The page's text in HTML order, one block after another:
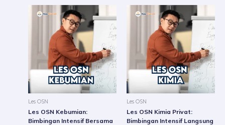
Les OSN
Les OSN Kebumian:
Bimbingan Intensif Bersama
range:
Rp220.000
through
Rp16.800.000
product
has
variants.
The
options
may
chosen
on
Les OSN
Les OSN Kimia Privat:
Bimbingan Intensif Langsung
range:
has
The
may
on